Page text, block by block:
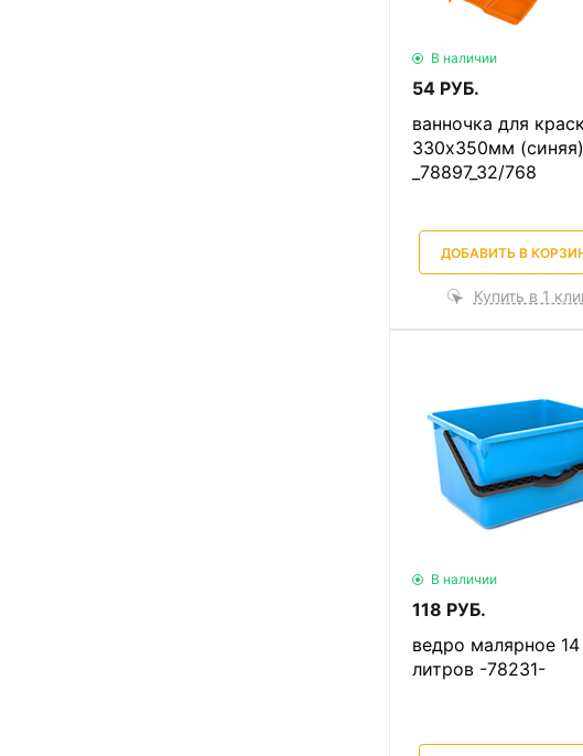
В наличии
54 РУБ.
ванночка для
330х350мм (синяя)
_78897_32/768
ДОБАВИТЬ В
Купить в 1
В наличии
118 РУБ.
ведро малярное 14
литров -78231-